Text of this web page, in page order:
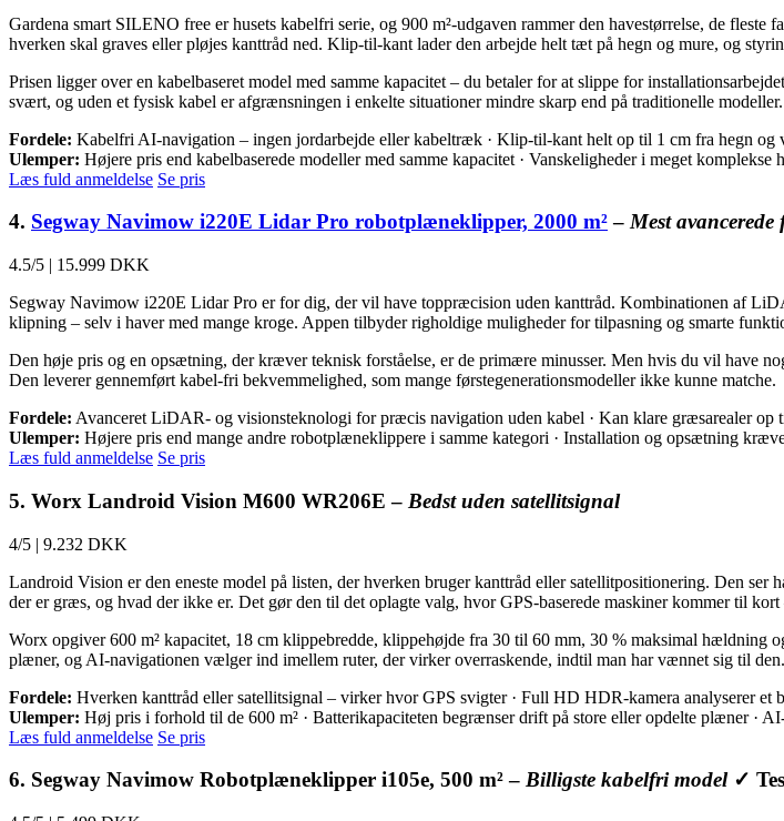
Gardena smart SILENO free er husets kabelfri serie, og 900 m²-udgaven rammer den havestørrelse, de
hverken skal graves eller pløjes kanttråd ned. Klip-til-kant lader den arbejde helt tæt på hegn og mure, og
Prisen ligger over en kabelbaseret model med samme kapacitet – du betaler for at slippe for
svært, og uden et fysisk kabel er afgrænsningen i enkelte situationer mindre skarp end på traditionelle modeller.
Fordele: Kabelfri AI-navigation – ingen jordarbejde eller kabeltræk · Klip-til-kant helt op til 1 cm fra hegn
Ulemper: Højere pris end kabelbaserede modeller med samme kapacitet · Vanskeligheder i meget
Læs fuld anmeldelse Se pris
4. Segway Navimow i220E Lidar Pro robotplæneklipper, 2000 m²–Mest avancerede
4.5/5 | 15.999 DKK
Segway Navimow i220E Lidar Pro er for dig, der vil have toppræcision uden kanttråd. Kombinationen af
klipning – selv i haver med mange kroge. Appen tilbyder righoldige muligheder for tilpasning og smarte
Den høje pris og en opsætning, der kræver teknisk forståelse, er de primære minusser. Men hvis du vil have
Den leverer gennemført kabel-fri bekvemmelighed, som mange førstegenerationsmodeller ikke kunne matche.
Fordele: Avanceret LiDAR- og visionsteknologi for præcis navigation uden kabel · Kan klare græsarealer
Ulemper: Højere pris end mange andre robotplæneklippere i samme kategori · Installation og opsætning
Læs fuld anmeldelse Se pris
5. Worx Landroid Vision M600 WR206E – Bedst uden satellitsignal
4/5 | 9.232 DKK
Landroid Vision er den eneste model på listen, der hverken bruger kanttråd eller satellitpositionering. Den
der er græs, og hvad der ikke er. Det gør den til det oplagte valg, hvor GPS-baserede maskiner kommer til
Worx opgiver 600 m² kapacitet, 18 cm klippebredde, klippehøjde fra 30 til 60 mm, 30 % maksimal hældning
plæner, og AI-navigationen vælger ind imellem ruter, der virker overraskende, indtil man har vænnet sig til den.
Fordele: Hverken kanttråd eller satellitsignal – virker hvor GPS svigter · Full HD HDR-kamera analyserer
Ulemper: Høj pris i forhold til de 600 m² · Batterikapaciteten begrænser drift på store eller opdelte plæner ·
Læs fuld anmeldelse Se pris
6. Segway Navimow Robotplæneklipper i105e, 500 m² – Billigste kabelfri model ✓